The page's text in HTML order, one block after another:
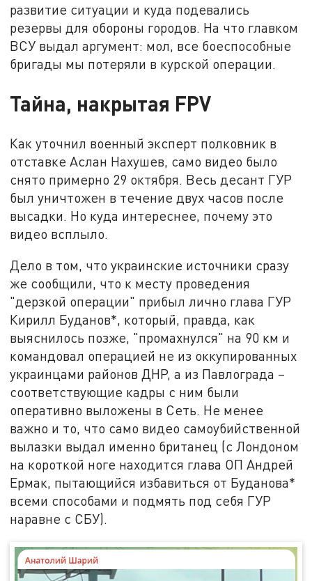
развитие ситуации и куда подевались
резервы для обороны городов. На что главком
ВСУ выдал аргумент: мол, все боеспособные
бригады мы потеряли в курской операции.
Тайна, накрытая FPV
Как уточнил военный эксперт полковник в
отставке Аслан Нахушев, само видео было
снято примерно 29 октября. Весь десант ГУР
был уничтожен в течение двух часов после
высадки. Но куда интереснее, почему это
видео всплыло.
Дело в том, что украинские источники сразу
же сообщили, что к месту проведения
"дерзкой операции" прибыл лично глава ГУР
Кирилл Буданов*, который, правда, как
выяснилось позже, "промахнулся" на 90 км и
командовал операцией не из оккупированных
украинцами районов ДНР, а из Павлограда –
соответствующие кадры с ним были
оперативно выложены в Сеть. Не менее
важно и то, что само видео самоубийственной
вылазки выдал именно британец (с Лондоном
на короткой ноге находится глава ОП Андрей
Ермак, пытающийся избавиться от Буданова*
всеми способами и подмять под себя ГУР
наравне с СБУ).